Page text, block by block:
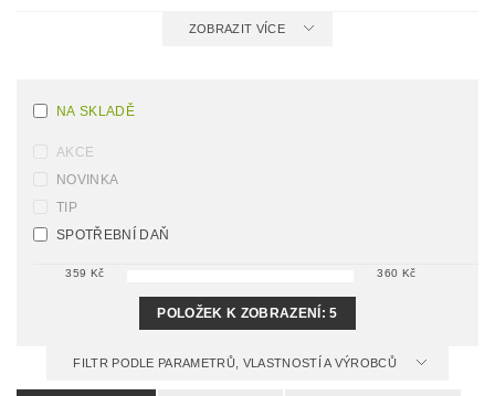
ZOBRAZIT VÍCE
NA SKLADĚ
AKCE
NOVINKA
TIP
SPOTŘEBNÍ DAŇ
359 Kč 360 Kč
POLOŽEK K ZOBRAZENÍ:5
FILTR PODLE PARAMETRŮ, VLASTNOSTÍ A VÝROBCŮ